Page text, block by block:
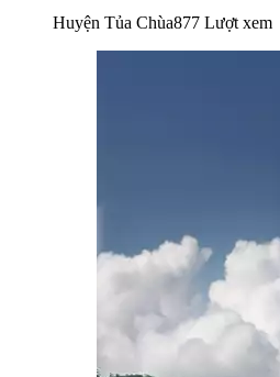
Huyện Tủa Chùa877 Lượt xem